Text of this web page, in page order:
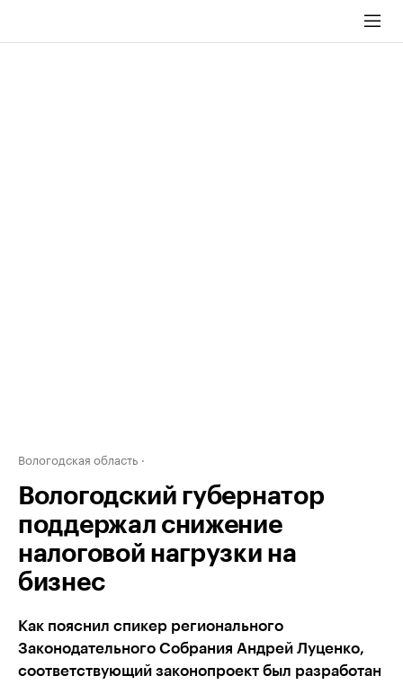
Вологодская область
Вологодский губернатор
поддержал снижение
налоговой нагрузки на
бизнес
Как пояснил спикер регионального
Законодательного Собрания Андрей Луценко,
соответствующий законопроект был разработан